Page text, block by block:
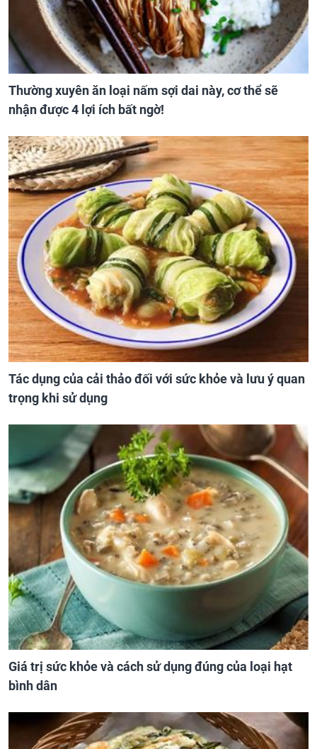
Thường xuyên ăn loại nấm sợi dai này, cơ thể sẽ
nhận được 4 lợi ích bất ngờ!
Tác dụng của cải thảo đối với sức khỏe và lưu ý quan
trọng khi sử dụng
Giá trị sức khỏe và cách sử dụng đúng của loại hạt
bình dân